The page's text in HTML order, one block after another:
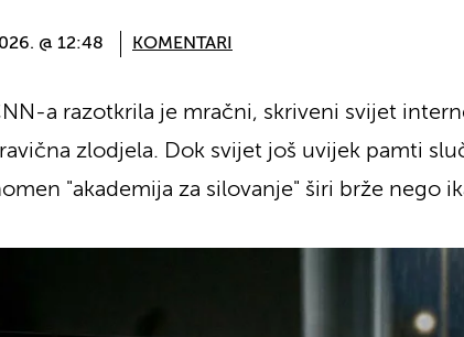
@ 12:48 KOMENTARI
a razotkrila je mračni, skriveni svijet
zlodjela. Dok svijet još uvijek pamti
"akademija za silovanje" širi brže nego